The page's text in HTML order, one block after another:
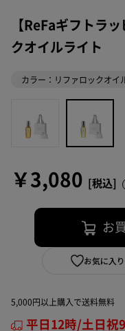
【ReFaギフトラ
クオイルライト
カラー：リファロックオイ
￥3,080
お
お気に入り
5,000円以上購入で送料無料
平日12時/土日祝